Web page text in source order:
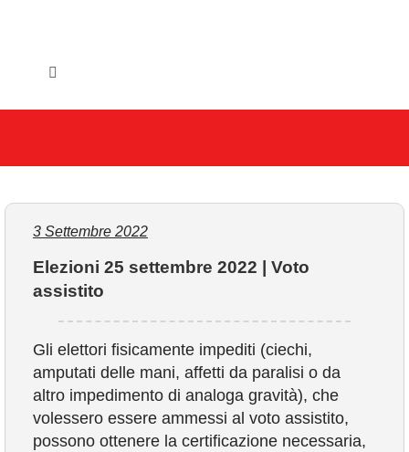
Toggle
IL COMUNE
SERVIZI E UTILITA’
AREE TEMATICHE
VIVERE VANZAGO
COMUNICAZIONE
3 Settembre 2022
Elezioni 25 settembre 2022 | Voto
assistito
Gli elettori fisicamente impediti (ciechi,
amputati delle mani, affetti da paralisi o da
altro impedimento di analoga gravità), che
volessero essere ammessi al voto assistito,
possono ottenere la certificazione necessaria,